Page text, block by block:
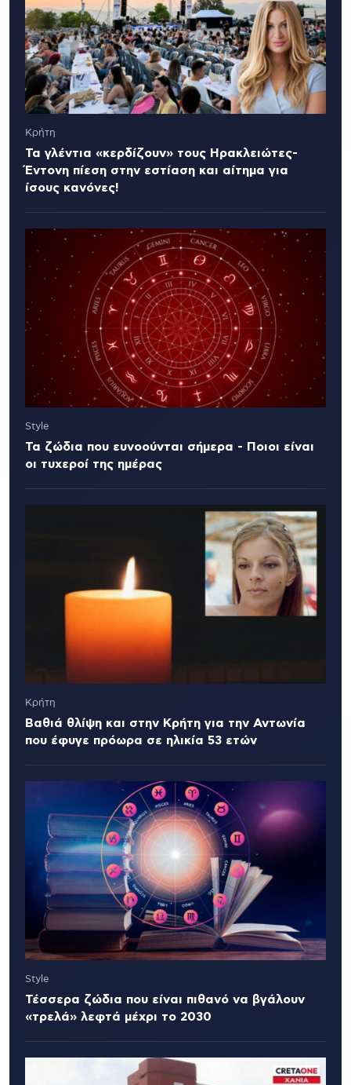
Κρήτη
Τα γλέντια «κερδίζουν» τους Ηρακλειώτες-
Έντονη πίεση στην εστίαση και αίτημα για
ίσους κανόνες!
Style
Τα ζώδια που ευνοούνται σήμερα - Ποιοι είναι
οι τυχεροί της ημέρας
Κρήτη
Βαθιά θλίψη και στην Κρήτη για την Αντωνία
που έφυγε πρόωρα σε ηλικία 53 ετών
Style
Τέσσερα ζώδια που είναι πιθανό να βγάλουν
«τρελά» λεφτά μέχρι το 2030